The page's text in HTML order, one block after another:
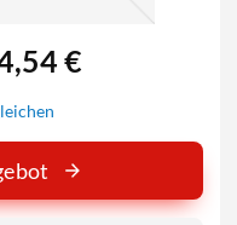
€